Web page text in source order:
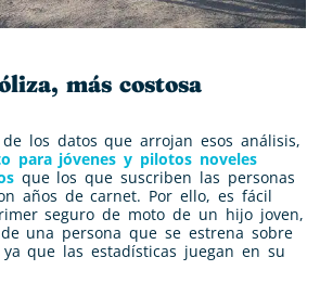
más costosa
de los datos que arrojan esos análisis,
para jóvenes y pilotos noveles
que los que suscriben las personas
años de carnet. Por ello, es fácil
seguro de moto de un hijo joven,
una persona que se estrena sobre
que las estadísticas juegan en su